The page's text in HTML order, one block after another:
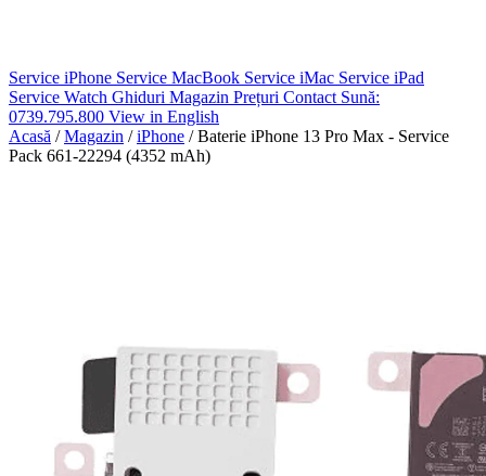
Service iPhone Service MacBook Service iMac Service iPad
Service Watch Ghiduri Magazin Prețuri Contact Sună:
0739.795.800 View in English
Acasă / Magazin / iPhone / Baterie iPhone 13 Pro Max - Service
Pack 661-22294 (4352 mAh)